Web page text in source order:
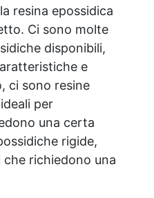
resina epossidica
Ci sono molte
disponibili,
e
ci sono resine
per
una certa
rigide,
richiedono una